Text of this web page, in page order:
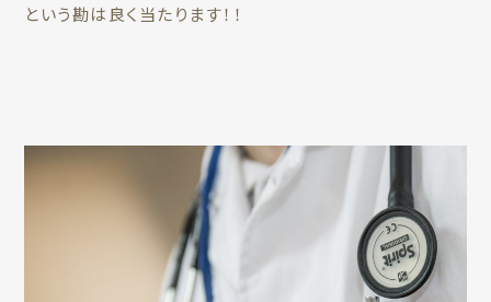
という勘は良く当たります！！